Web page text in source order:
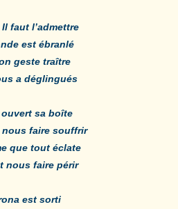
faut l’admettre
est ébranlé
geste traître
a déglingués
ouvert sa boîte
nous faire souffrir
que tout éclate
nous faire périr
est sorti